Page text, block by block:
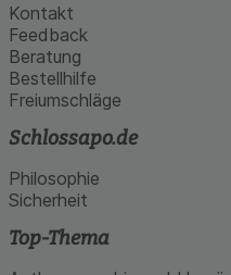
Kontakt
Feedback
Beratung
Bestellhilfe
Freiumschläge
Schlossapo.de
Philosophie
Sicherheit
Top-Thema